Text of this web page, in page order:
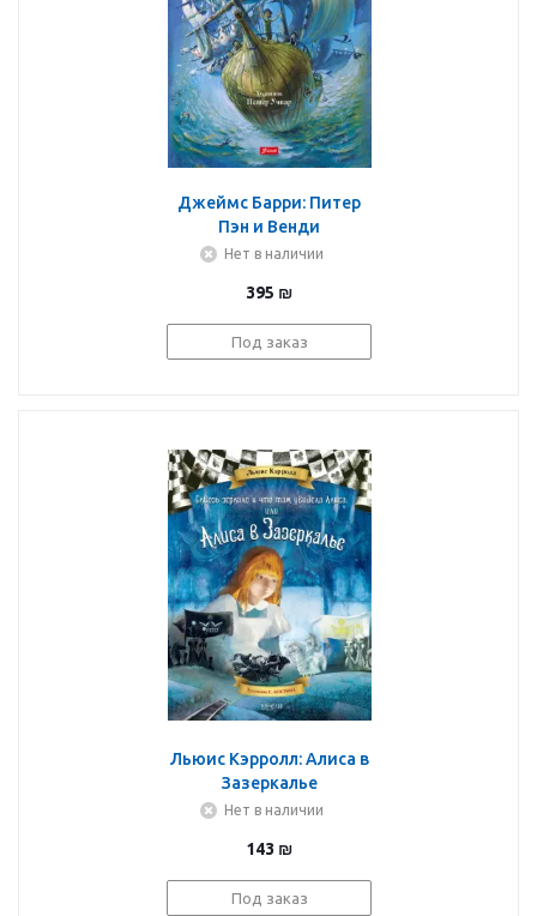
Джеймс Барри: Питер
Пэн и Венди
Нет в наличии
395 ₪
Под заказ
Льюис Кэрролл: Алиса в
Зазеркалье
Нет в наличии
143 ₪
Под заказ